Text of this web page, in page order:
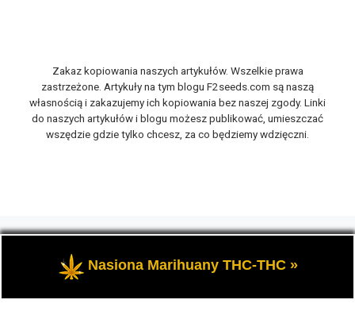
Zakaz kopiowania naszych artykułów. Wszelkie prawa
zastrzeżone. Artykuły na tym blogu F2seeds.com są naszą
własnością i zakazujemy ich kopiowania bez naszej zgody. Linki
do naszych artykułów i blogu możesz publikować, umieszczać
wszędzie gdzie tylko chcesz, za co będziemy wdzięczni.
Opowiemy Ci na naszym blogu F2seeds o marihuanie i
konopiach, zwanych roślinami cannabis THC oraz CBD.
Nasiona Marihuany THC-THC »